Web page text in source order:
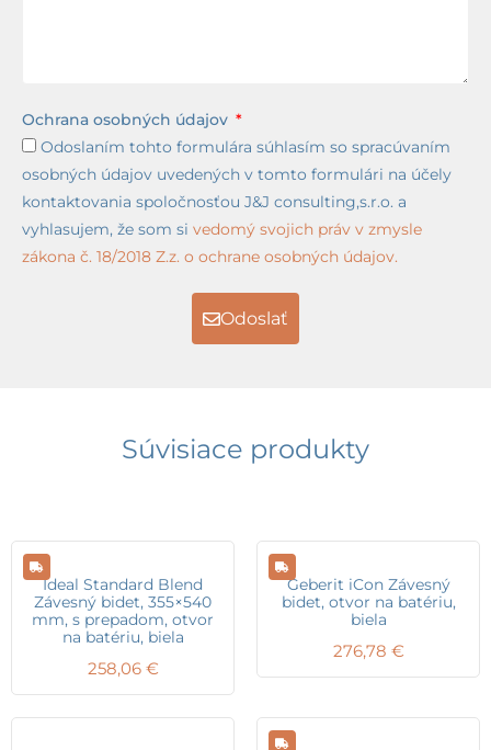
Ochrana osobných údajov
Odoslaním tohto formulára súhlasím so spracúvaním
osobných údajov uvedených v tomto formulári na účely
kontaktovania spoločnosťou J&J consulting,s.r.o. a
vyhlasujem, že som si vedomý svojich práv v zmysle
zákona č. 18/2018 Z.z. o ochrane osobných údajov.
Odoslať
Súvisiace produkty
Ideal Standard Blend
Závesný bidet, 355×540
mm, s prepadom, otvor
na batériu, biela
258,06 €
Geberit iCon Závesný
bidet, otvor na batériu,
biela
276,78 €